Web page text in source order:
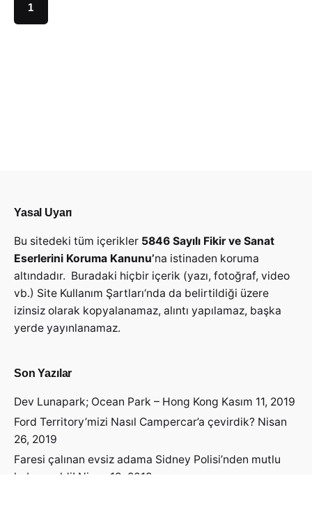
1
Yasal Uyarı
Bu sitedeki tüm içerikler 5846 Sayılı Fikir ve Sanat
Eserlerini Koruma Kanunu’na istinaden koruma
altındadır. Buradaki hiçbir içerik (yazı, fotoğraf, video
vb.) Site Kullanım Şartları‘nda da belirtildiği üzere
izinsiz olarak kopyalanamaz, alıntı yapılamaz, başka
yerde yayınlanamaz.
Son Yazılar
Dev Lunapark; Ocean Park – Hong Kong Kasım 11, 2019
Ford Territory’mizi Nasıl Campercar’a çevirdik? Nisan
26, 2019
Faresi çalınan evsiz adama Sidney Polisi’nden mutlu
haber geldi! Nisan 19, 2019